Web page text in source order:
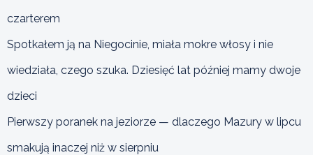
czarterem
Spotkałem ją na Niegocinie, miała mokre włosy i nie
wiedziała, czego szuka. Dziesięć lat później mamy dwoje
dzieci
Pierwszy poranek na jeziorze — dlaczego Mazury w lipcu
smakują inaczej niż w sierpniu